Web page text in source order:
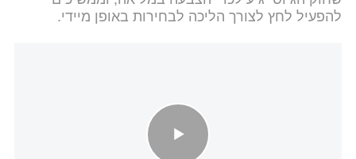
להפעיל לחץ לצורך הליכה לבחירות באופן מיידי.